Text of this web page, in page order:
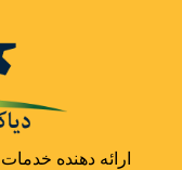
ارائه دهنده خدمات